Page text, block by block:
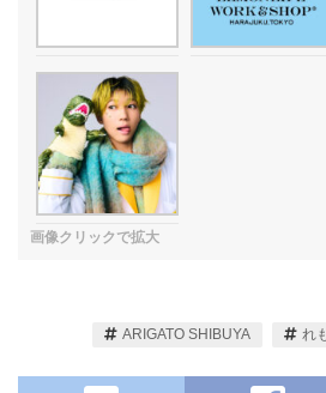
ARIGATO SHIBUYA れ